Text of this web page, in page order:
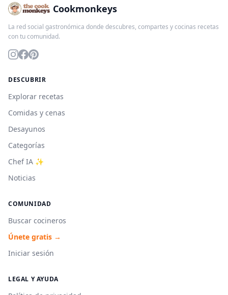
Cookmonkeys
La red social gastronómica donde descubres, compartes y cocinas recetas
con tu comunidad.
DESCUBRIR
Explorar recetas
Comidas y cenas
Desayunos
Categorías
Chef IA ✨
Noticias
COMUNIDAD
Buscar cocineros
Únete gratis →
Iniciar sesión
LEGAL Y AYUDA